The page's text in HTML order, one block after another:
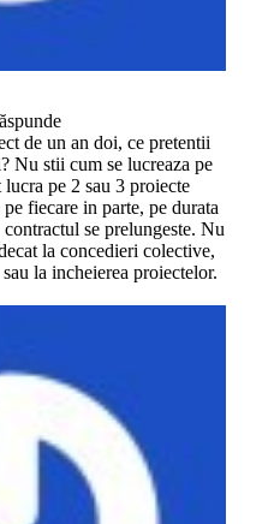
de un an doi, ce pretentii
Nu stii cum se lucreaza pe
pe 2 sau 3 proiecte
fiecare in parte, pe durata
se prelungeste. Nu
la concedieri colective,
la incheierea proiectelor.